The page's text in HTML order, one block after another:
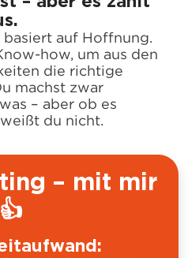
– mit mir
👍
auf Hoffnung.
how, um aus den
die richtige
machst zwar
– aber ob es
du nicht.